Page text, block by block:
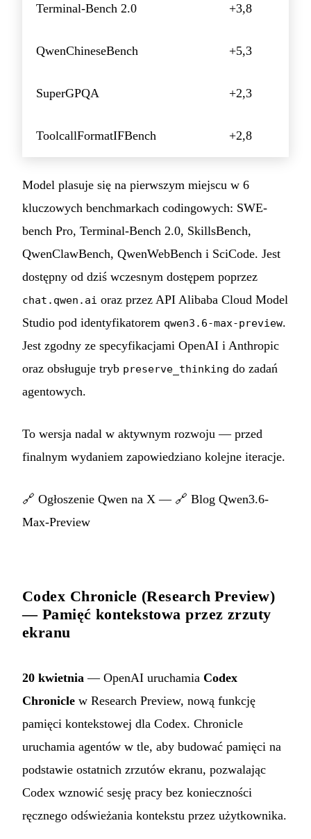
Terminal-Bench 2.0 +3,8
QwenChineseBench +5,3
SuperGPQA +2,3
ToolcallFormatIFBench +2,8
Model plasuje się na pierwszym miejscu w 6
kluczowych benchmarkach codingowych: SWE-
bench Pro, Terminal-Bench 2.0, SkillsBench,
QwenClawBench, QwenWebBench i SciCode. Jest
dostępny od dziś wczesnym dostępem poprzez
chat.qwen.ai oraz przez API Alibaba Cloud Model
Studio pod identyfikatorem qwen3.6-max-preview.
Jest zgodny ze specyfikacjami OpenAI i Anthropic
oraz obsługuje tryb preserve_thinking do zadań
agentowych.
To wersja nadal w aktywnym rozwoju — przed
finalnym wydaniem zapowiedziano kolejne iteracje.
🔗 Ogłoszenie Qwen na X — 🔗 Blog Qwen3.6-
Max-Preview
Codex Chronicle (Research Preview)
— Pamięć kontekstowa przez zrzuty
ekranu
20 kwietnia — OpenAI uruchamia Codex
Chronicle w Research Preview, nową funkcję
pamięci kontekstowej dla Codex. Chronicle
uruchamia agentów w tle, aby budować pamięci na
podstawie ostatnich zrzutów ekranu, pozwalając
Codex wznowić sesję pracy bez konieczności
ręcznego odświeżania kontekstu przez użytkownika.